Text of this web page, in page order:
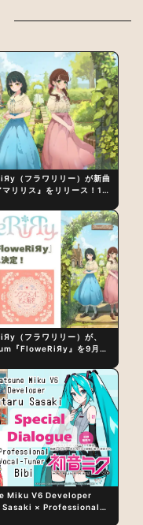
（フラワリリー）が新曲
マリリス』をリリース！1st
（フラワリリー）が、
『FloweRiЯy』を9月23
Miku V6 Developer
Sasaki × Professional